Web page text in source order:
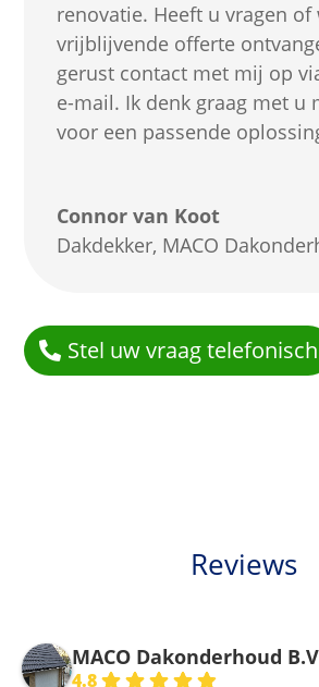
renovatie. Heeft u vragen of
vrijblijvende offerte
gerust contact met mij op
e-mail. Ik denk graag met u
voor een passende
Connor van Koot
Dakdekker, MACO
Stel uw vraag telefonisch
Reviews
MACO Dakonderhoud
4.8